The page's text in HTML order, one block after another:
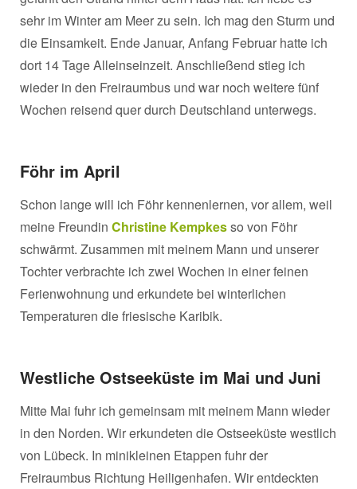
sehr im Winter am Meer zu sein. Ich mag den Sturm und
die Einsamkeit. Ende Januar, Anfang Februar hatte ich
dort 14 Tage Alleinseinzeit. Anschließend stieg ich
wieder in den Freiraumbus und war noch weitere fünf
Wochen reisend quer durch Deutschland unterwegs.
Föhr im April
Schon lange will ich Föhr kennenlernen, vor allem, weil
meine Freundin Christine Kempkesso von Föhr
schwärmt. Zusammen mit meinem Mann und unserer
Tochter verbrachte ich zwei Wochen in einer feinen
Ferienwohnung und erkundete bei winterlichen
Temperaturen die friesische Karibik.
Westliche Ostseeküste im Mai und Juni
Mitte Mai fuhr ich gemeinsam mit meinem Mann wieder
in den Norden. Wir erkundeten die Ostseeküste westlich
von Lübeck. In minikleinen Etappen fuhr der
Freiraumbus Richtung Heiligenhafen. Wir entdeckten